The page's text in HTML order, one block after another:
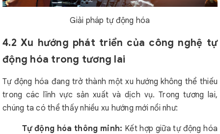
Giải pháp tự động hóa
4.2 Xu hướng phát triển của công nghệ tự
động hóa trong tương lai
Tự động hóa đang trở thành một xu hướng không thể thiếu
trong các lĩnh vực sản xuất và dịch vụ. Trong tương lai,
chúng ta có thể thấy nhiều xu hướng mới nổi như:
Tự động hóa thông minh: Kết hợp giữa tự động hóa